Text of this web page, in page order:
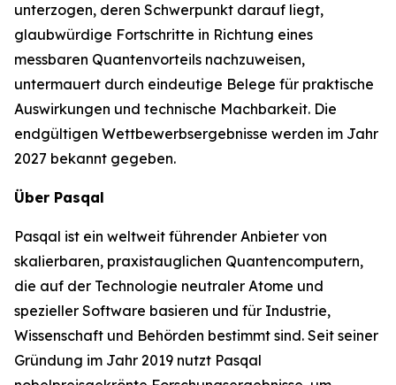
unterzogen, deren Schwerpunkt darauf liegt,
glaubwürdige Fortschritte in Richtung eines
messbaren Quantenvorteils nachzuweisen,
untermauert durch eindeutige Belege für praktische
Auswirkungen und technische Machbarkeit. Die
endgültigen Wettbewerbsergebnisse werden im Jahr
2027 bekannt gegeben.
Über Pasqal
Pasqal ist ein weltweit führender Anbieter von
skalierbaren, praxistauglichen Quantencomputern,
die auf der Technologie neutraler Atome und
spezieller Software basieren und für Industrie,
Wissenschaft und Behörden bestimmt sind. Seit seiner
Gründung im Jahr 2019 nutzt Pasqal